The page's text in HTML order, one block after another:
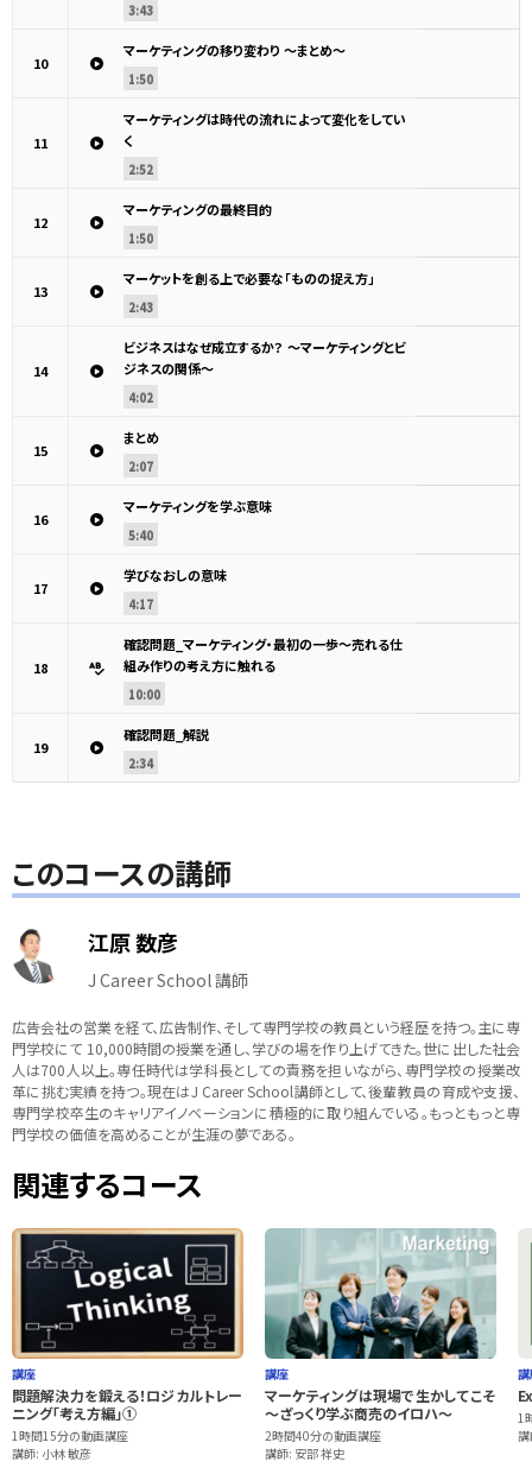
3:43
10
マーケティングの移り変わり ～まとめ～
1:50
11
マーケティングは時代の流れによって変化をしてい
く
2:52
12
マーケティングの最終目的
1:50
13
マーケットを創る上で必要な「ものの捉え方」
2:43
14
ビジネスはなぜ成立するか？ ～マーケティングとビ
ジネスの関係～
4:02
15
まとめ
2:07
16
マーケティングを学ぶ意味
5:40
17
学びなおしの意味
4:17
18
確認問題_マーケティング・最初の一歩～売れる仕
組み作りの考え方に触れる
10:00
19
確認問題_解説
2:34
このコースの講師
江原 数彦
J Career School 講師
広告会社の営業を経て、広告制作、そして専門学校の教員という経歴を持つ。主に専
門学校にて 10,000時間の授業を通し、学びの場を作り上げてきた。世に出した社会
人は700人以上。専任時代は学科長としての責務を担いながら、専門学校の授業改
革に挑む実績を持つ。現在はJ Career School講師として、後輩教員の育成や支援、
専門学校卒生のキャリアイノベーションに積極的に取り組んでいる。もっともっと専
門学校の価値を高めることが生涯の夢である。
関連するコース
講座
問題解決力を鍛える！ロジカルトレー
ニング「考え方編」①
1時間15分の動画講座
講師: 小林 敏彦
講座
マーケティングは現場で生かしてこそ
～ざっくり学ぶ商売のイロハ～
2時間40分の動画講座
講師: 安部 祥史
1